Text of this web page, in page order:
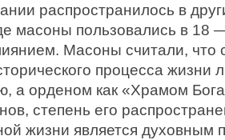
распространилось в
масоны пользовались в 18
Масоны считали, что
процесса жизни
а орденом как «Храмом
степень его
жизни является духовным